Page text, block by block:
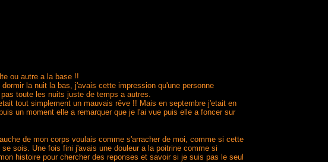
ou autre a la base !!
la nuit la bas, j'avais cette impression qu'une personne
toute les nuits juste de temps a autres.
tout simplement un mauvais rêve !! Mais en septembre j'etait en
un moment elle a remarquer que je l'ai vue puis elle a foncer sur
de mon corps voulais comme s'arracher de moi, comme si cette
sois. Une fois fini j'avais une douleur a la poitrine comme si
histoire pour chercher des reponses et savoir si je suis pas le seul